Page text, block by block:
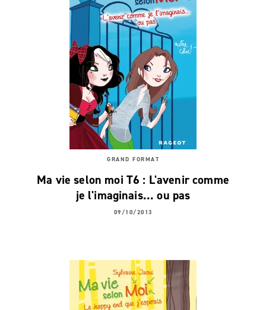
GRAND FORMAT
Ma vie selon moi T6 : L'avenir comme
je l'imaginais... ou pas
09/10/2013